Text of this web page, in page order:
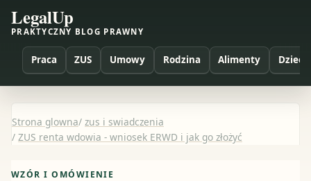
LegalUp
PRAKTYCZNY BLOG PRAWNY
Praca ZUS Umowy Rodzina Alimenty Dzieci
Strona glowna/ zus i swiadczenia
/ ZUS renta wdowia - wniosek ERWD i jak go złożyć
WZÓR I OMÓWIENIE